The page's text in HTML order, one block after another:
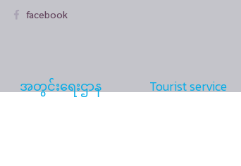
facebook
အတွင်းရေးဌာန Tourist service